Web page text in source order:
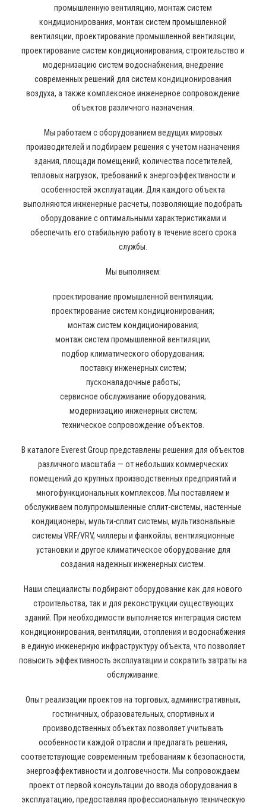
промышленную вентиляцию, монтаж систем
кондиционирования, монтаж систем промышленной
вентиляции, проектирование промышленной вентиляции,
проектирование систем кондиционирования, строительство и
модернизацию систем водоснабжения, внедрение
современных решений для систем кондиционирования
воздуха, а также комплексное инженерное сопровождение
объектов различного назначения.
Мы работаем с оборудованием ведущих мировых
производителей и подбираем решения с учетом назначения
здания, площади помещений, количества посетителей,
тепловых нагрузок, требований к энергоэффективности и
особенностей эксплуатации. Для каждого объекта
выполняются инженерные расчеты, позволяющие подобрать
оборудование с оптимальными характеристиками и
обеспечить его стабильную работу в течение всего срока
службы.
Мы выполняем:
проектирование промышленной вентиляции;
проектирование систем кондиционирования;
монтаж систем кондиционирования;
монтаж систем промышленной вентиляции;
подбор климатического оборудования;
поставку инженерных систем;
пусконаладочные работы;
сервисное обслуживание оборудования;
модернизацию инженерных систем;
техническое сопровождение объектов.
В каталоге Everest Group представлены решения для объектов
различного масштаба — от небольших коммерческих
помещений до крупных производственных предприятий и
многофункциональных комплексов. Мы поставляем и
обслуживаем полупромышленные сплит-системы, настенные
кондиционеры, мульти-сплит системы, мультизональные
системы VRF/VRV, чиллеры и фанкойлы, вентиляционные
установки и другое климатическое оборудование для
создания надежных инженерных систем.
Наши специалисты подбирают оборудование как для нового
строительства, так и для реконструкции существующих
зданий. При необходимости выполняется интеграция систем
кондиционирования, вентиляции, отопления и водоснабжения
в единую инженерную инфраструктуру объекта, что позволяет
повысить эффективность эксплуатации и сократить затраты на
обслуживание.
Опыт реализации проектов на торговых, административных,
гостиничных, образовательных, спортивных и
производственных объектах позволяет учитывать
особенности каждой отрасли и предлагать решения,
соответствующие современным требованиям к безопасности,
энергоэффективности и долговечности. Мы сопровождаем
проект от первой консультации до ввода оборудования в
эксплуатацию, предоставляя профессиональную техническую